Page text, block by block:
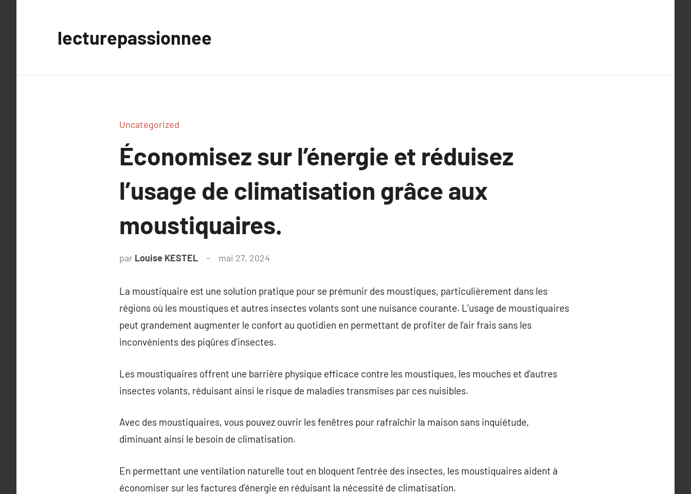
lecturepassionnee
Uncategorized
Économisez sur l’énergie et réduisez
l’usage de climatisation grâce aux
moustiquaires.
par Louise KESTEL mai 27, 2024
La moustiquaire est une solution pratique pour se prémunir des moustiques, particulièrement dans les
régions où les moustiques et autres insectes volants sont une nuisance courante. L’usage de moustiquaires
peut grandement augmenter le confort au quotidien en permettant de profiter de l’air frais sans les
inconvénients des piqûres d’insectes.
Les moustiquaires offrent une barrière physique efficace contre les moustiques, les mouches et d’autres
insectes volants, réduisant ainsi le risque de maladies transmises par ces nuisibles.
Avec des moustiquaires, vous pouvez ouvrir les fenêtres pour rafraîchir la maison sans inquiétude,
diminuant ainsi le besoin de climatisation.
En permettant une ventilation naturelle tout en bloquent l’entrée des insectes, les moustiquaires aident à
économiser sur les factures d’énergie en réduisant la nécessité de climatisation.